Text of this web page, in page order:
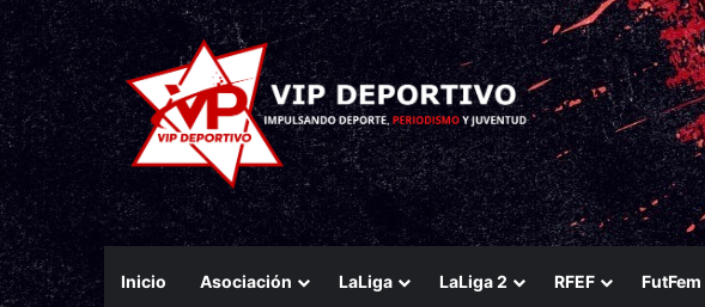
Inicio Asociación LaLiga LaLiga 2 RFEF FutFem